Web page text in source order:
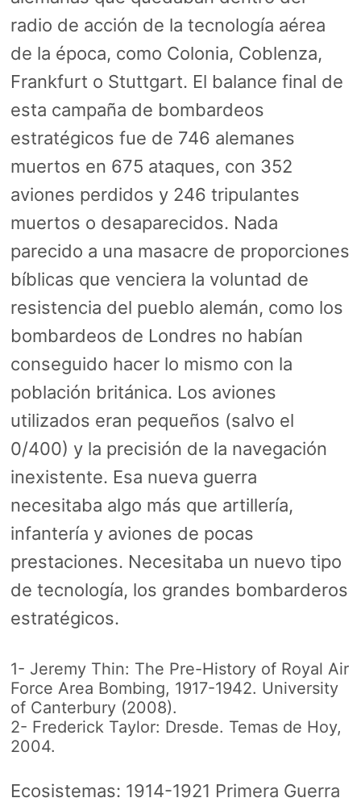
radio de acción de la tecnología aérea
de la época, como Colonia, Coblenza,
Frankfurt o Stuttgart. El balance final de
esta campaña de bombardeos
estratégicos fue de 746 alemanes
muertos en 675 ataques, con 352
aviones perdidos y 246 tripulantes
muertos o desaparecidos. Nada
parecido a una masacre de proporciones
bíblicas que venciera la voluntad de
resistencia del pueblo alemán, como los
bombardeos de Londres no habían
conseguido hacer lo mismo con la
población británica. Los aviones
utilizados eran pequeños (salvo el
0/400) y la precisión de la navegación
inexistente. Esa nueva guerra
necesitaba algo más que artillería,
infantería y aviones de pocas
prestaciones. Necesitaba un nuevo tipo
de tecnología, los grandes bombarderos
estratégicos.
1- Jeremy Thin: The Pre-History of Royal Air
Force Area Bombing, 1917-1942. University
of Canterbury (2008).
2- Frederick Taylor: Dresde. Temas de Hoy,
2004.
Ecosistemas: 1914-1921 Primera Guerra